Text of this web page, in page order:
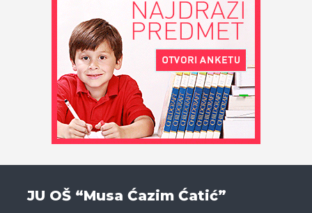
JU OŠ “Musa Ćazim Ćatić”